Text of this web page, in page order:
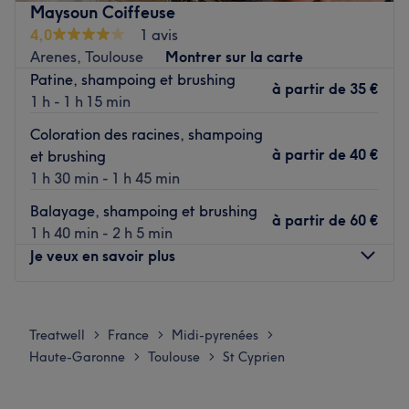
besoins, afin de sublimer et mettre en valeur votre
chevelure.
Transport public le plus proche
Le salon est situé à deux minutes à pied de la station de
métro Saint Cyprien - République.
L’équipe
salon.
Nos coups de cœur :
Les spécialités de l’établissement : les coupes et la
beauté des ongles.
Maysoun Coiffeuse
4,0
1 avis
Arenes, Toulouse
Montrer sur la carte
Patine, shampoing et brushing
1 h - 1 h 15 min
à partir de 35 €
Coloration des racines, shampoing
et brushing
1 h 30 min - 1 h 45 min
à partir de 40 €
Balayage, shampoing et brushing
1 h 40 min - 2 h 5 min
à partir de 60 €
Je veux en savoir plus
Mardi
Mercredi
Treatwell > France > Midi-pyrenées >
Haute-Garonne > Toulouse > St Cyprien